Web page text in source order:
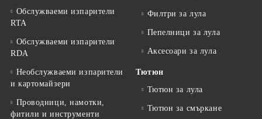
Обслужваеми изпарители
RTA
Обслужваеми изпарители
RDA
Необслужваеми изпарители
и картомайзери
Проводници, намотки,
фитили и инструменти
Филтри за лула
Пепелници за лула
Аксесоари за лула
Тютюн
Тютюн за лула
Тютюн за смъркане